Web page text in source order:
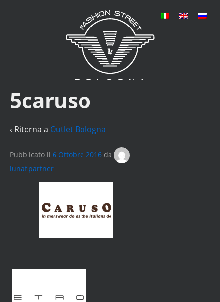
5caruso
‹ Ritorna a Outlet Bologna
Pubblicato il 6 Ottobre 2016 da
lunaflpartner